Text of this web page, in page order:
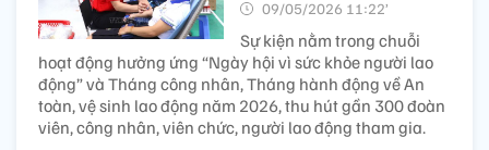
09/05/2026 11:22’
Sự kiện nằm trong chuỗi
hoạt động hưởng ứng “Ngày hội vì sức khỏe người lao
động” và Tháng công nhân, Tháng hành động về An
toàn, vệ sinh lao động năm 2026, thu hút gần 300 đoàn
viên, công nhân, viên chức, người lao động tham gia.